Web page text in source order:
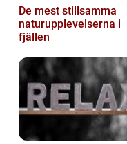
De mest stillsamma
naturupplevelserna i
fjällen